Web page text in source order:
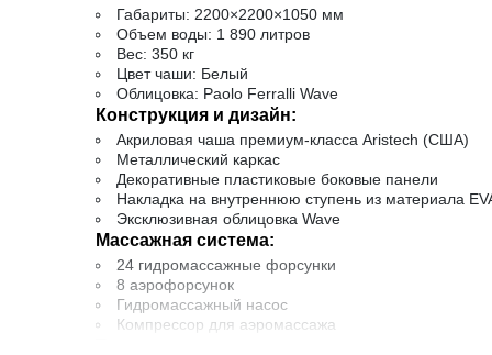
Габариты: 2200×2200×1050 мм
Объем воды: 1 890 литров
Вес: 350 кг
Цвет чаши: Белый
Облицовка: Paolo Ferralli Wave
Конструкция и дизайн:
Акриловая чаша премиум-класса Aristech (США)
Металлический каркас
Декоративные пластиковые боковые панели
Накладка на внутреннюю ступень из материала
Эксклюзивная облицовка Wave
Массажная система:
24 гидромассажные форсунки
8 аэрофорсунок
Гидромассажный насос
Компрессор для аэромассажа